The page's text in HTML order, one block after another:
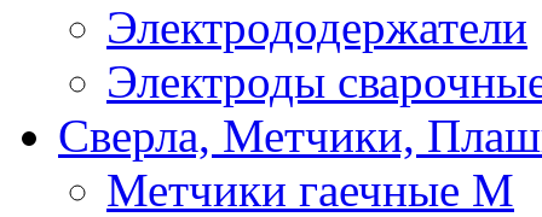
Электрододержатели
Электроды
Сверла, Метчики,
Метчики гаечные М